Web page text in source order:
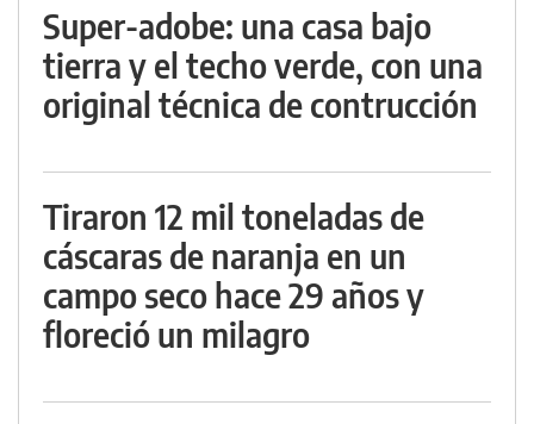
Super-adobe: una casa bajo
tierra y el techo verde, con una
original técnica de contrucción
Tiraron 12 mil toneladas de
cáscaras de naranja en un
campo seco hace 29 años y
floreció un milagro